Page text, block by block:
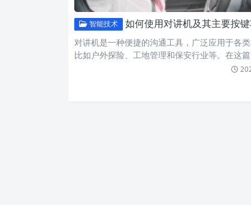
智能技术 如何使用对讲机及其主要按键功能图解，轻松掌握高效
对讲机是一种便捷的沟通工具，广泛应用于各类
比如户外探险、工地管理和保安行业等。在这